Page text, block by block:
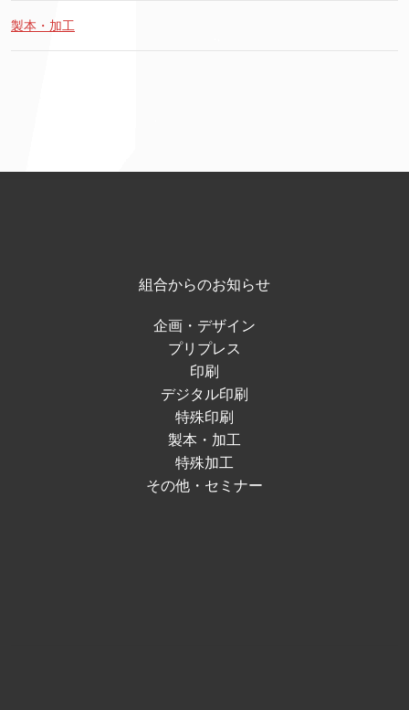
製本・加工
組合からのお知らせ
企画・デザイン
プリプレス
印刷
デジタル印刷
特殊印刷
製本・加工
特殊加工
その他・セミナー